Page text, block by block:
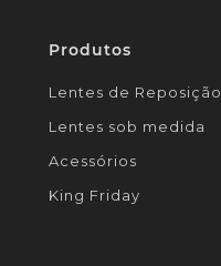
Produtos
Lentes de Reposição
Lentes sob medida
Acessórios
King Friday